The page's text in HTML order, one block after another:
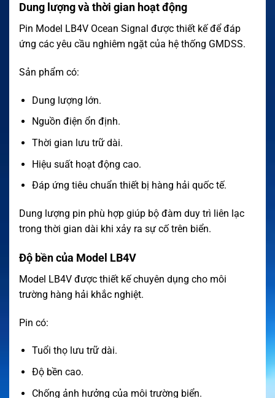
Dung lượng và thời gian hoạt động
Pin Model LB4V Ocean Signal được thiết kế để đáp
ứng các yêu cầu nghiêm ngặt của hệ thống GMDSS.
Sản phẩm có:
Dung lượng lớn.
Nguồn điện ổn định.
Thời gian lưu trữ dài.
Hiệu suất hoạt động cao.
Đáp ứng tiêu chuẩn thiết bị hàng hải quốc tế.
Dung lượng pin phù hợp giúp bộ đàm duy trì liên lạc
trong thời gian dài khi xảy ra sự cố trên biển.
Độ bền của Model LB4V
Model LB4V được thiết kế chuyên dụng cho môi
trường hàng hải khắc nghiệt.
Pin có:
Tuổi thọ lưu trữ dài.
Độ bền cao.
Chống ảnh hưởng của môi trường biển.